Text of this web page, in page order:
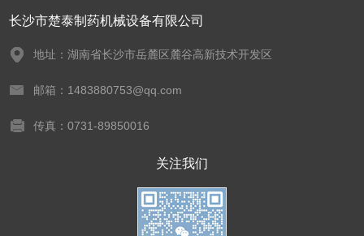
长沙市楚泰制药机械设备有限公司
地址：湖南省长沙市岳麓区麓谷高新技术开发区
邮箱：1483880753@qq.com
传真：0731-89850016
关注我们